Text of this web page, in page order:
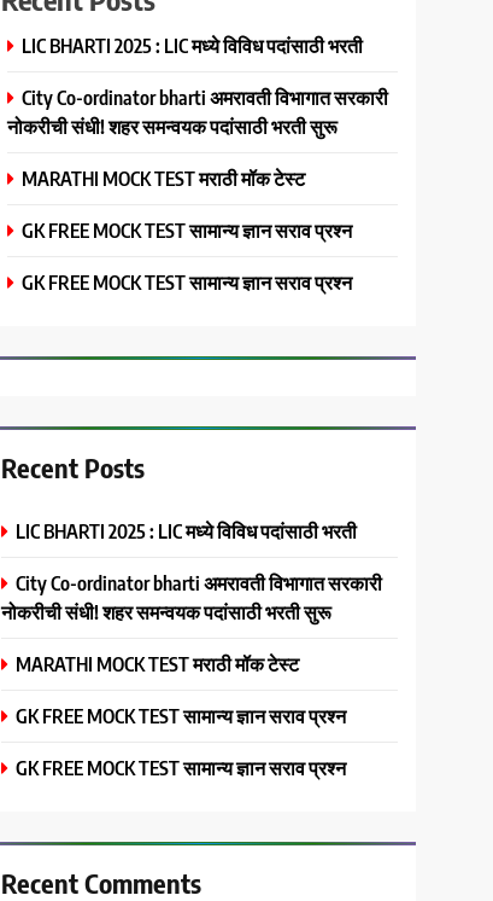
LIC BHARTI 2025 : LIC मध्ये विविध पदांसाठी भरती
City Co-ordinator bharti अमरावती विभागात सरकारी
नोकरीची संधी! शहर समन्वयक पदांसाठी भरती सुरू
MARATHI MOCK TEST मराठी मॉक टेस्ट
GK FREE MOCK TEST सामान्य ज्ञान सराव प्रश्न
GK FREE MOCK TEST सामान्य ज्ञान सराव प्रश्न
Recent Posts
LIC BHARTI 2025 : LIC मध्ये विविध पदांसाठी भरती
City Co-ordinator bharti अमरावती विभागात सरकारी
नोकरीची संधी! शहर समन्वयक पदांसाठी भरती सुरू
MARATHI MOCK TEST मराठी मॉक टेस्ट
GK FREE MOCK TEST सामान्य ज्ञान सराव प्रश्न
GK FREE MOCK TEST सामान्य ज्ञान सराव प्रश्न
Recent Comments